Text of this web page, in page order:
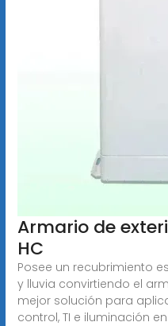
Armario de
HC
Posee un recubrimiento
y lluvia convirtiendo el
mejor solución para
control, TI e iluminación en